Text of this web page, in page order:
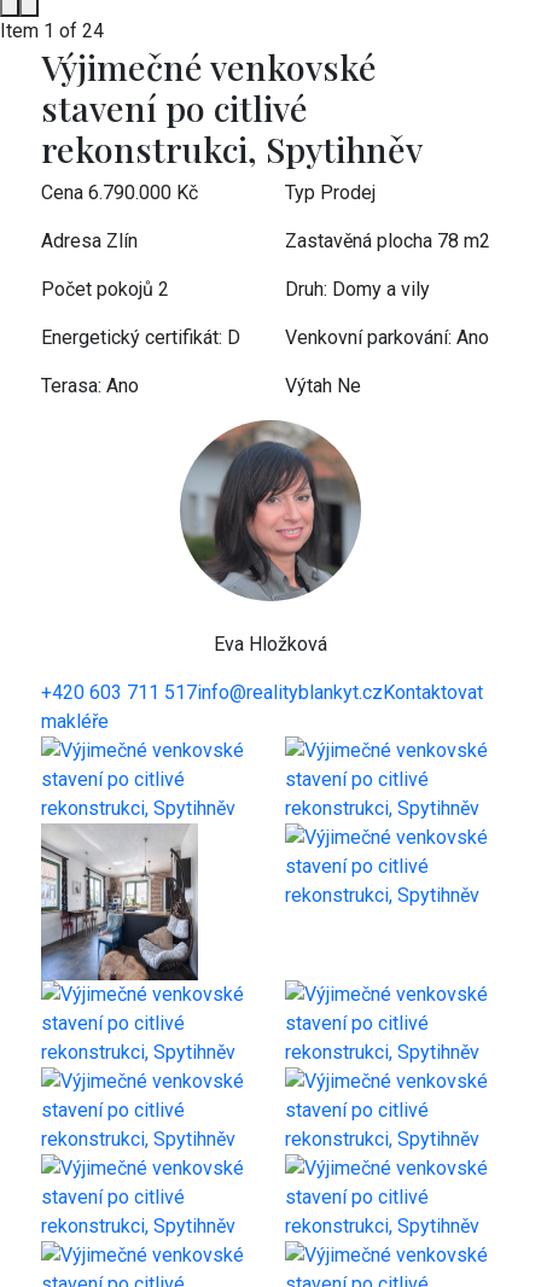
Item 1 of 24
Výjimečné venkovské
stavení po citlivé
rekonstrukci, Spytihněv
Cena 6.790.000 Kč Typ Prodej
Adresa Zlín Zastavěná plocha 78 m2
Počet pokojů 2 Druh: Domy a vily
Energetický certifikát: D Venkovní parkování: Ano
Terasa: Ano Výtah Ne
Eva Hložková
+420 603 711 517info@realityblankyt.czKontaktovat
makléře